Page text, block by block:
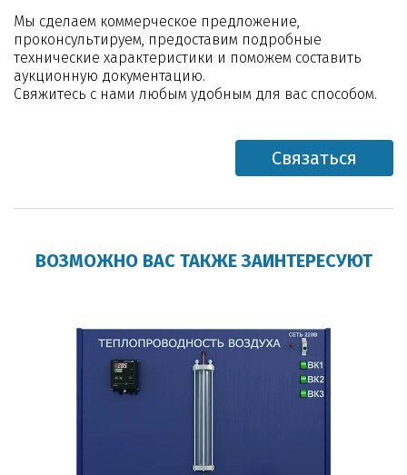
Мы сделаем коммерческое предложение,
проконсультируем, предоставим подробные
технические характеристики и поможем составить
аукционную документацию.
Свяжитесь с нами любым удобным для вас способом.
Связаться
ВОЗМОЖНО ВАС ТАКЖЕ ЗАИНТЕРЕСУЮТ